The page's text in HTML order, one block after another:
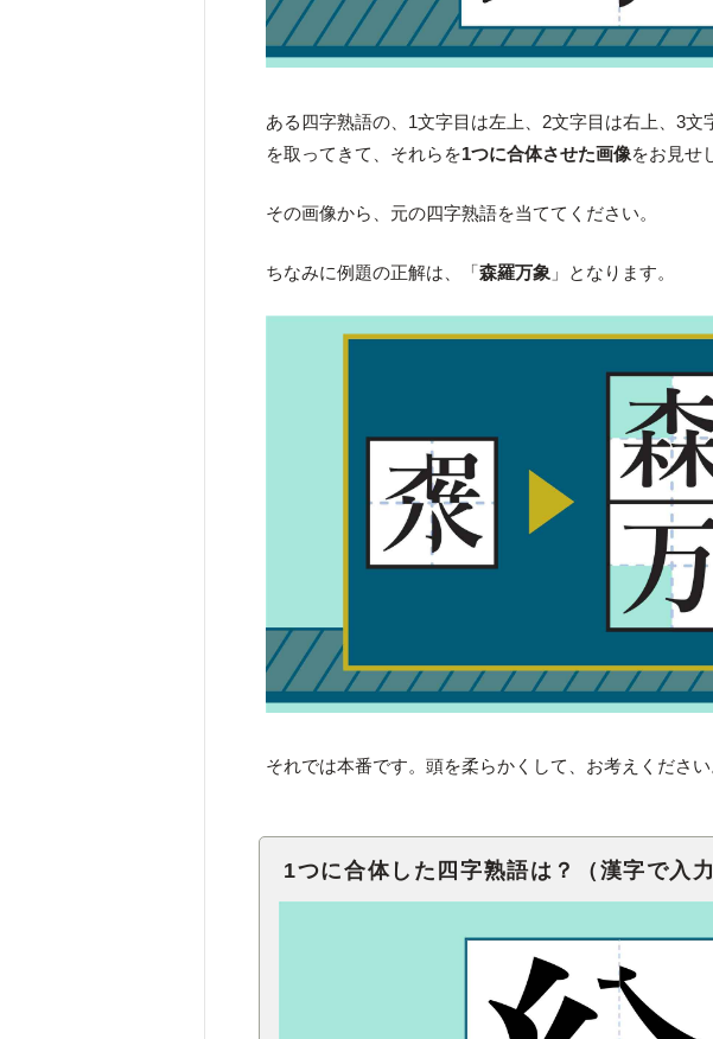
ある四字熟語の、1文字目は左上、2文字目は右上、3
を取ってきて、それらを1つに合体させた画像をお見せ
その画像から、元の四字熟語を当ててください。
ちなみに例題の正解は、「森羅万象 」となります。
それでは本番です。頭を柔らかくして、お考えください
1つに合体した四字熟語は？（漢字で入